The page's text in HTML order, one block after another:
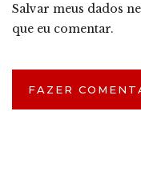
Salvar meus dados
que eu comentar.